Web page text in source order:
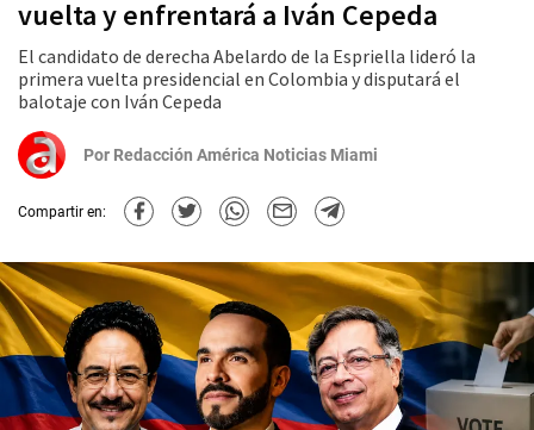
vuelta y enfrentará a Iván Cepeda
El candidato de derecha Abelardo de la Espriella lideró la
primera vuelta presidencial en Colombia y disputará el
balotaje con Iván Cepeda
Por Redacción América Noticias Miami
Compartir en: